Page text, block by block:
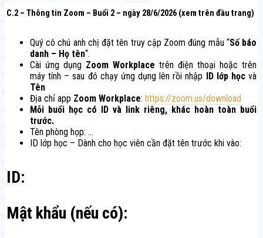
C.2 – Thông tin Zoom – Buổi 2 – ngày 28/6/2026 (xem trên đầu trang)
Quý cô chú anh chị đặt tên truy cập Zoom đúng mẫu “Số báo
danh – Họ tên“.
Cài ứng dụng Zoom Workplace trên điện thoại hoặc trên
máy tính – sau đó chạy ứng dụng lên rồi nhập
ID lớp họcvà
Tên
Địa chỉ app Zoom Workplace: https://zoom.us/download
Mỗi buổi học có ID và link riêng, khác hoàn toàn buổi
trước.
Tên phòng họp: …
ID lớp học – Dành cho học viên cần đặt tên trước khi vào:
ID:
Mật khẩu (nếu có):